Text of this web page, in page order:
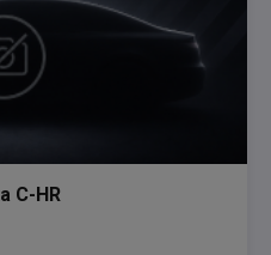
C-HR